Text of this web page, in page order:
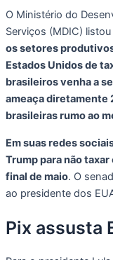
O Ministério do
Serviços (MDIC)
os setores
Estados Unidos de
brasileiros venha a
ameaça diretamente
brasileiras rumo ao
Em suas redes
Trump para não
final de maio. O
ao presidente dos
Pix assusta